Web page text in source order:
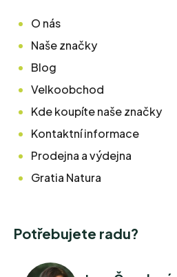
O nás
Naše značky
Blog
Velkoobchod
Kde koupíte naše značky
Kontaktní informace
Prodejna a výdejna
Gratia Natura
Potřebujete radu?